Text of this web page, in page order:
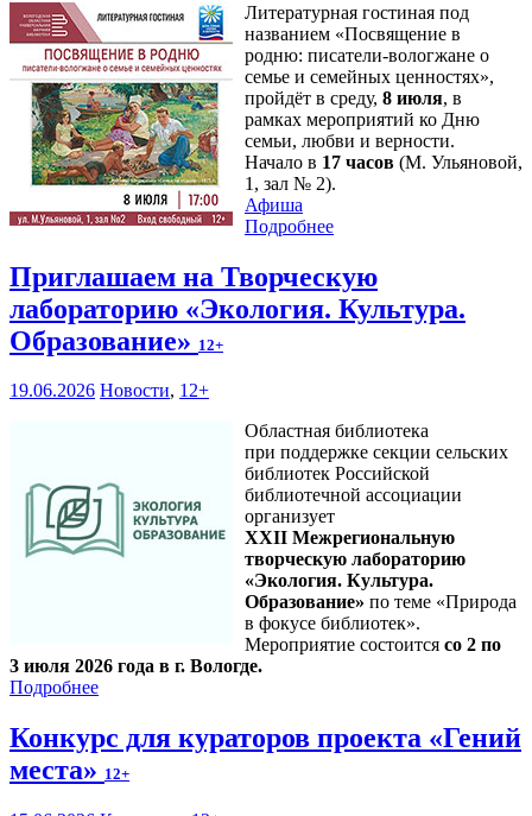
Литературная гостиная под
названием «Посвящение в
родню: писатели-вологжане о
семье и семейных ценностях»,
пройдёт в среду, 8 июля, в
рамках мероприятий ко Дню
семьи, любви и верности.
Начало в 17 часов (М. Ульяновой,
1, зал № 2).
Афиша
Подробнее
Приглашаем на Творческую
лабораторию «Экология. Культура.
Образование» 12+
19.06.2026 Новости, 12+
Областная библиотека
при поддержке секции сельских
библиотек Российской
библиотечной ассоциации
организует
XXII Межрегиональную
творческую лабораторию
«Экология. Культура.
Образование» по теме «Природа
в фокусе библиотек».
Мероприятие состоится со 2 по
3 июля 2026 года в г. Вологде.
Подробнее
Конкурс для кураторов проекта «Гений
места» 12+